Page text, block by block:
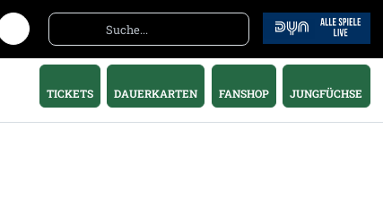
TICKETS DAUERKARTEN FANSHOP JUNGFÜCHSE